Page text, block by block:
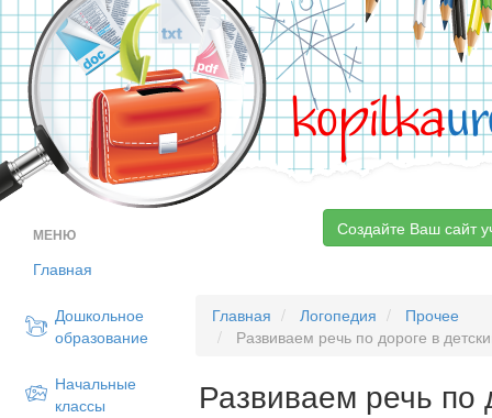
kopilka
МЕНЮ
Главная
Дошкольное
образование
Начальные
классы
Создайте Ваш сайт
Главная Логопедия
Прочее
Развиваем речь по дороге в
Развиваем речь по